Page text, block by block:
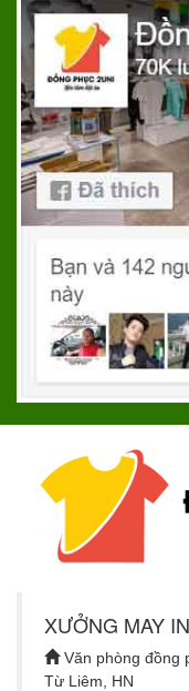
XƯỞNG MAY
Văn phòng đồng
Từ Liêm, HN